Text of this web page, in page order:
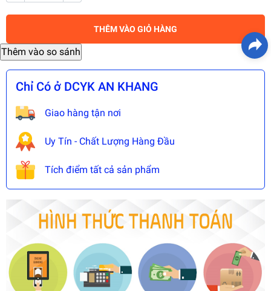
THÊM VÀO GIỎ HÀNG
Chỉ Có ở DCYK AN KHANG
Giao hàng tận nơi
Uy Tín - Chất Lượng Hàng Đầu
Tích điểm tất cả sản phẩm